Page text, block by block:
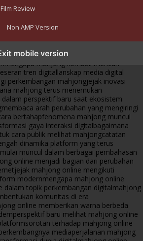
Review
Non AMP Version
mobile version
hingga platform mahjong membangun
mengapa mahjong kembali mencuri
tren digitallanskap media digital
perkembangan mahjongjejak inovasi
mahjong terus menemukan
perspektif baru saat ekosistem
membaca arah perubahan yang mengiringi
bertahapfenomena mahjong muncul
gaya interaksi digitalbagaimana
cara publik melihat mahjongcatatan
dinamika platform yang terus
muncul dalam berbagai pembahasan
online menjadi bagian dari perubahan
jejak mahjong online mengikuti
modernmengapa mahjong online
dalam topik perkembangan digitalmahjong
komunitas di era
online memberikan warna berbeda
perspektif baru melihat mahjong online
sorotan terhadap mahjong online
mediaperjalanan mahjong